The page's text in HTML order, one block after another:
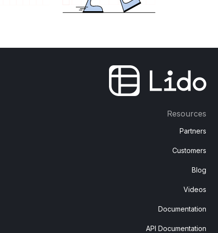
Resources
Partners
Customers
Blog
Videos
Documentation
API Documentation